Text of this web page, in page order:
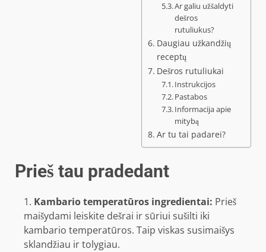
Ar galiu užšaldyti
dešros
rutuliukus?
Daugiau užkandžių
receptų
Dešros rutuliukai
Instrukcijos
Pastabos
Informacija apie
mitybą
Ar tu tai padarei?
Prieš tau pradedant
Kambario temperatūros ingredientai: Prieš
maišydami leiskite dešrai ir sūriui sušilti iki
kambario temperatūros. Taip viskas susimaišys
sklandžiau ir tolygiau.